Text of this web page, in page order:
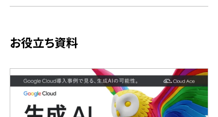
お役立ち資料